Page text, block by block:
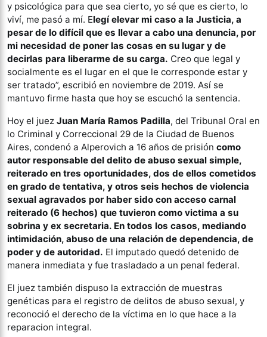
y psicológica para que sea cierto, yo sé que es cierto, lo
viví, me pasó a mí. Elegí elevar mi caso a la Justicia, a
pesar de lo difícil que es llevar a cabo una denuncia, por
mi necesidad de poner las cosas en su lugar y de
decirlas para liberarme de su carga. Creo que legal y
socialmente es el lugar en el que le corresponde estar y
ser tratado”, escribió en noviembre de 2019. Así se
mantuvo firme hasta que hoy se escuchó la sentencia.
Hoy el juez Juan María Ramos Padilla, del Tribunal Oral en
lo Criminal y Correccional 29 de la Ciudad de Buenos
Aires, condenó a Alperovich a 16 años de prisión como
autor responsable del delito de abuso sexual simple,
reiterado en tres oportunidades, dos de ellos cometidos
en grado de tentativa, y otros seis hechos de violencia
sexual agravados por haber sido con acceso carnal
reiterado (6 hechos) que tuvieron como victima a su
sobrina y ex secretaria. En todos los casos, mediando
intimidación, abuso de una relación de dependencia, de
poder y de autoridad. El imputado quedó detenido de
manera inmediata y fue trasladado a un penal federal.
El juez también dispuso la extracción de muestras
genéticas para el registro de delitos de abuso sexual, y
reconoció el derecho de la víctima en lo que hace a la
reparacion integral.